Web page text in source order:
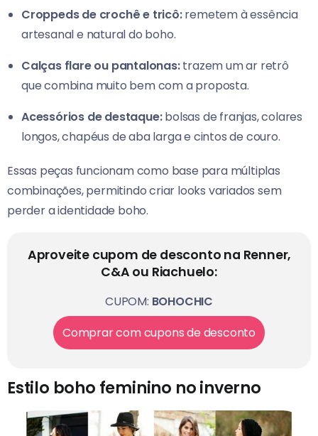
Croppeds de crochê e tricô:remetem à essência
artesanal e natural do boho.
Calças flare ou pantalonas:trazem um ar retrô
que combina muito bem com a proposta.
Acessórios de destaque:bolsas de franjas, colares
longos, chapéus de aba larga e cintos de couro.
Essas peças funcionam como base para múltiplas
combinações, permitindo criar looks variados sem
perder a identidade boho.
Aproveite cupom de desconto na Renner,
C&A ou Riachuelo:
CUPOM: BOHOCHIC
Comprar com cupons de desconto
Estilo boho feminino no inverno